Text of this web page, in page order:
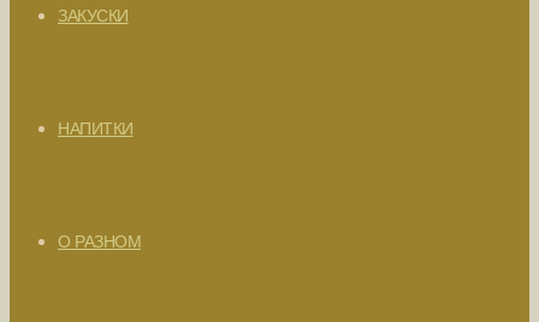
ЗАКУСКИ
НАПИТКИ
О РАЗНОМ